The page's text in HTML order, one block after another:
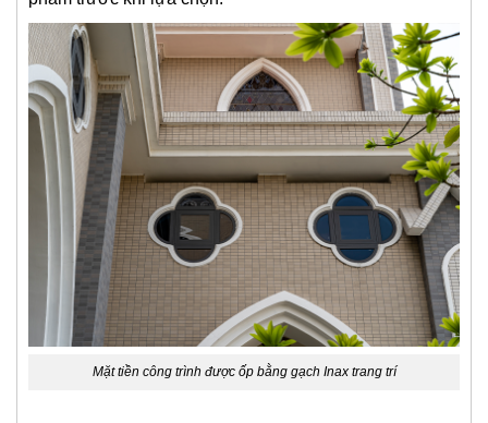
Mặt tiền công trình được ốp bằng gạch Inax trang trí